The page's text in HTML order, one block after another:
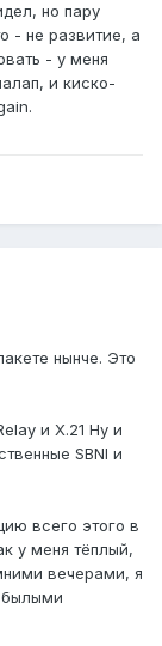
но пару
- не развитие, а
- у меня
и киско-
нынче. Это
и X.21 Ну и
SBNI и
всего этого в
у меня тёплый,
вечерами, я
былыми